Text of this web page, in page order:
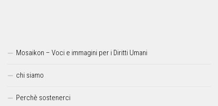
Mosaikon – Voci e immagini per i Diritti Umani
chi siamo
Perchè sostenerci